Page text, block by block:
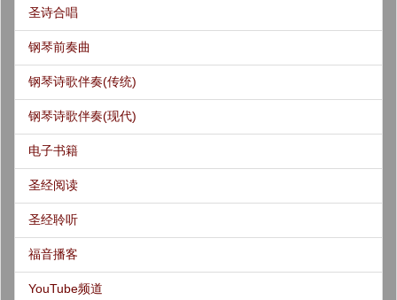
圣诗合唱
钢琴前奏曲
钢琴诗歌伴奏(传统)
钢琴诗歌伴奏(现代)
电子书籍
圣经阅读
圣经聆听
福音播客
YouTube频道